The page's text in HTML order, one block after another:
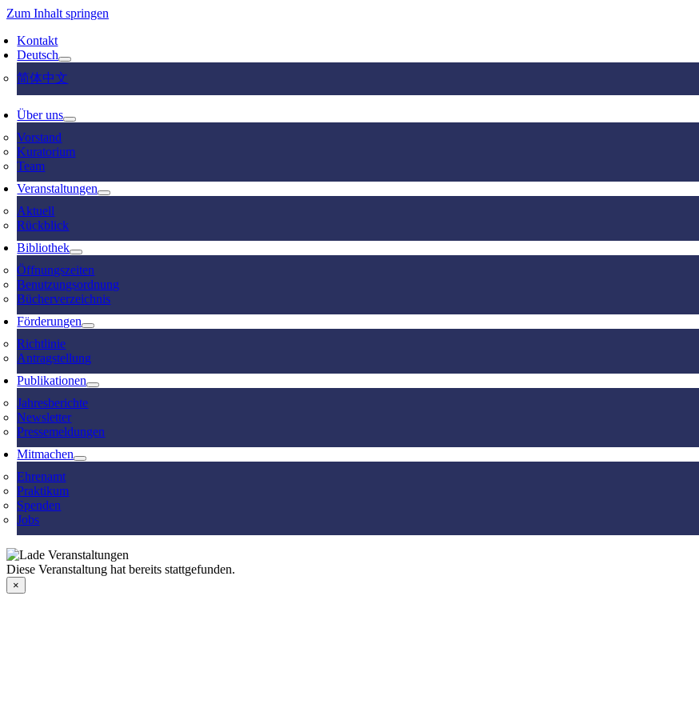
Zum Inhalt springen
Kontakt
Deutsch
简体中文
Über uns
Vorstand
Kuratorium
Team
Veranstaltungen
Aktuell
Rückblick
Bibliothek
Öffnungszeiten
Benutzungsordnung
Bücherverzeichnis
Förderungen
Richtlinie
Antragstellung
Publikationen
Jahresberichte
Newsletter
Pressemeldungen
Mitmachen
Ehrenamt
Praktikum
Spenden
Jobs
Diese Veranstaltung hat bereits stattgefunden.
×